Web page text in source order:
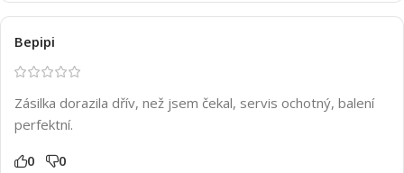
Bepipi
Zásilka dorazila dřív, než jsem čekal, servis ochotný, balení
perfektní.
0 0